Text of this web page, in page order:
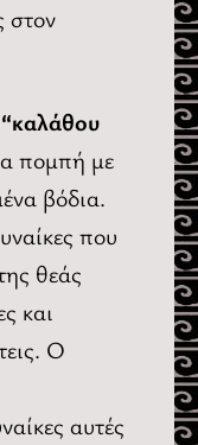
στον
“καλάθου
πομπή με
βόδια.
που
θεάς
και
Ο
αυτές